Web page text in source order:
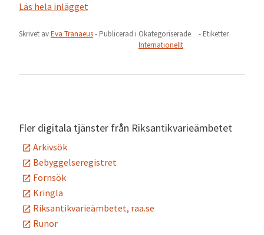
Läs hela inlägget
Skrivet avEva Tranaeus- Publicerad i Okategoriserade
- Etiketter
Internationellt
Fler digitala tjänster från Riksantikvarieämbetet
Arkivsök
Bebyggelseregistret
Fornsök
Kringla
Riksantikvarieämbetet, raa.se
Runor